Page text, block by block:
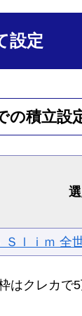
設定
の積立設
Ｓｌｉｍ 全
はクレカで5